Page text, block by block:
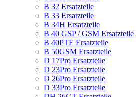
B 32 Ersatzteile
B 33 Ersatzteile
B 34H Ersatzteile
B 40 GSP / GSM Ersatzteile
B 40PTE Ersatzteile
B 50GSM Ersatzteile
D 17Pro Ersatzteile
D 23Pro Ersatzteile
D 26Pro Ersatzteile
D 33Pro Ersatzteile